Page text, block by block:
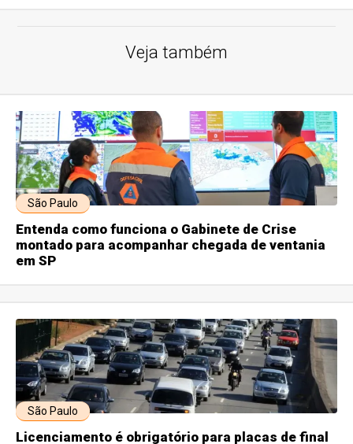
Veja também
São Paulo
Entenda como funciona o Gabinete de Crise
montado para acompanhar chegada de ventania
em SP
São Paulo
Licenciamento é obrigatório para placas de final